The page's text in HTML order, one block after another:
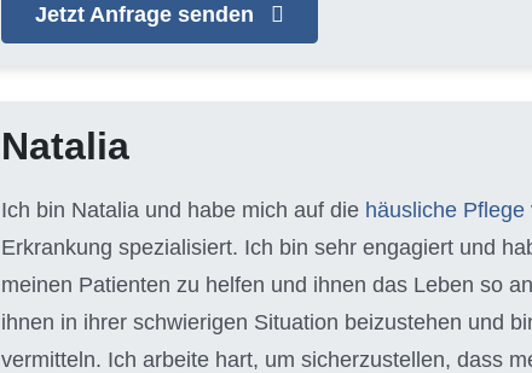
Jetzt Anfrage senden
Natalia
Ich bin Natalia und habe mich auf die häusliche Pflege
Erkrankung spezialisiert. Ich bin sehr engagiert und
meinen Patienten zu helfen und ihnen das Leben so
ihnen in ihrer schwierigen Situation beizustehen und
vermitteln. Ich arbeite hart, um sicherzustellen, dass